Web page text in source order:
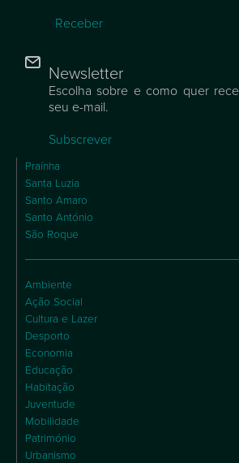
Receber
Newsletter
Escolha sobre e como quer
seu e-mail.
Subscrever
Praínha
Santa Luzia
Santo Amaro
Santo António
São Roque
Ambiente
Ação Social
Cultura e Lazer
Desporto
Economia
Educação
Habitação
Juventude
Mobilidade
Património
Urbanismo